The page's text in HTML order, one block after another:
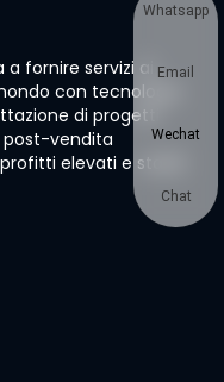
fornire servizi ai
con tecnologia
di progetti
post-vendita
elevati e stabili
Whatsapp
Email
Wechat
Chat